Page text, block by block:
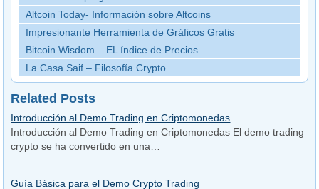
Altcoin Today- Información sobre Altcoins
Impresionante Herramienta de Gráficos Gratis
Bitcoin Wisdom – EL índice de Precios
La Casa Saif – Filosofía Crypto
Related Posts
Introducción al Demo Trading en Criptomonedas
Introducción al Demo Trading en Criptomonedas El demo trading
crypto se ha convertido en una…
Guía Básica para el Demo Crypto Trading